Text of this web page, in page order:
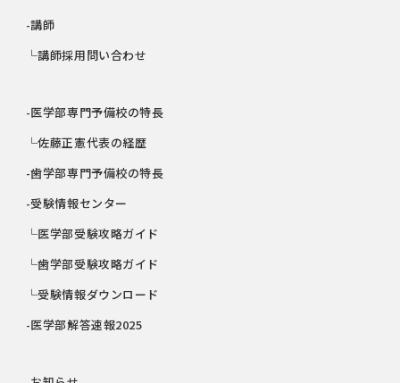
-講師
└講師採用問い合わせ
-医学部専門予備校の特長
└佐藤正憲代表の経歴
-歯学部専門予備校の特長
-受験情報センター
└医学部受験攻略ガイド
└歯学部受験攻略ガイド
└受験情報ダウンロード
-医学部解答速報2025